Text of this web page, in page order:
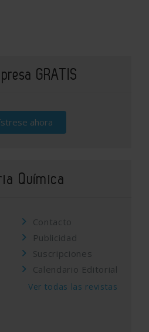
GRATIS
ahora
Química
Contacto
Publicidad
Suscripciones
Calendario Editorial
Ver todas las revistas